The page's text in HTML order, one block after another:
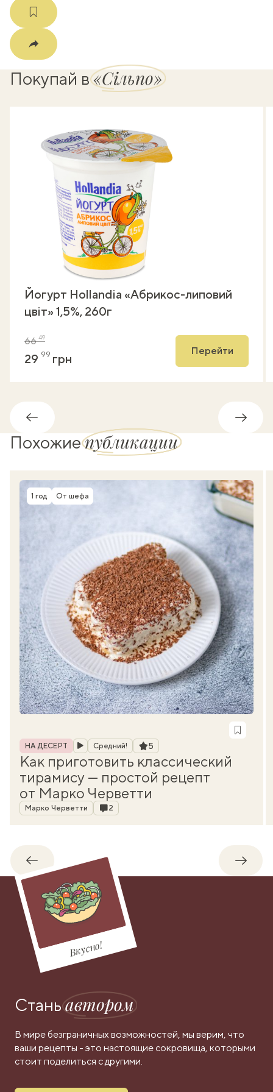
Покупай в«Сільпо»
Йогурт Hollandia «Абрикос-липовий
цвіт» 1,5%, 260г
6649
29 99 грн
Перейти
Обратно
Похожиепубликации
Время приготовления
1 год От шефа
Рубрика
НА ДЕСЕРТ Средний! Рейтинг
5
Как приготовить классический
тирамису — простой рецепт
от Марко Черветти
Автор
Марко Черветти Комментарии
2
Обратно
Вкусно!
Станьавтором
В мире безграничных возможностей, мы верим, что
ваши рецепты - это настоящие сокровища, которыми
стоит поделиться с другими.